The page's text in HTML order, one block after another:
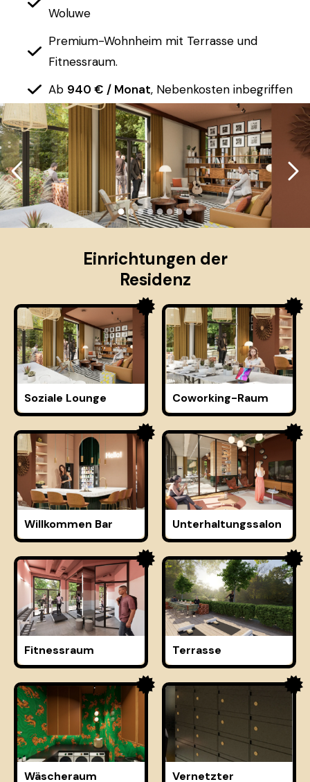
Woluwe
Premium-Wohnheim mit Terrasse und
Fitnessraum.
Ab 940 € / Monat, Nebenkosten inbegriffen
●●●●●●●●
Einrichtungen der
Residenz
Soziale Lounge Coworking-Raum
Willkommen Bar Unterhaltungssalon
Fitnessraum Terrasse
Wäscheraum
Vernetzter